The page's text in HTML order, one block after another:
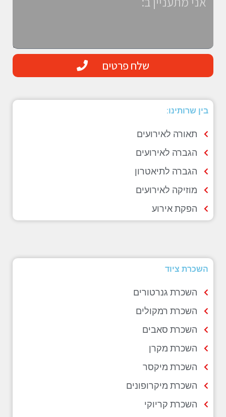
שלח פרטים
בין שרותינו:
תאורה לאירועים
הגברה לאירועים
הגברה לתיאטרון
מוזיקה לאירועים
הפקת אירוע
השכרת ציוד
השכרת גנרטורים
השכרת רמקולים
השכרת סאבים
השכרת מקרן
השכרת מיקסר
השכרת מיקרופונים
השכרת קריוקי